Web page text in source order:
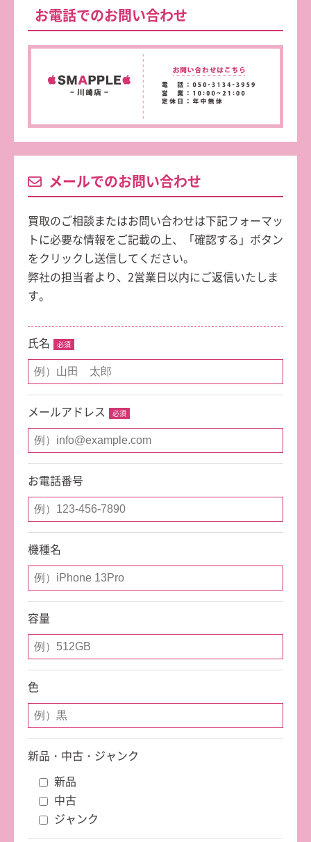
お電話でのお問い合わせ
メールでのお問い合わせ
買取のご相談またはお問い合わせは下記フォーマッ
トに必要な情報をご記載の上、「確認する」ボタン
をクリックし送信してください。
弊社の担当者より、2営業日以内にご返信いたしま
す。
氏名
メールアドレス
お電話番号
機種名
容量
色
新品・中古・ジャンク
新品
中古
ジャンク